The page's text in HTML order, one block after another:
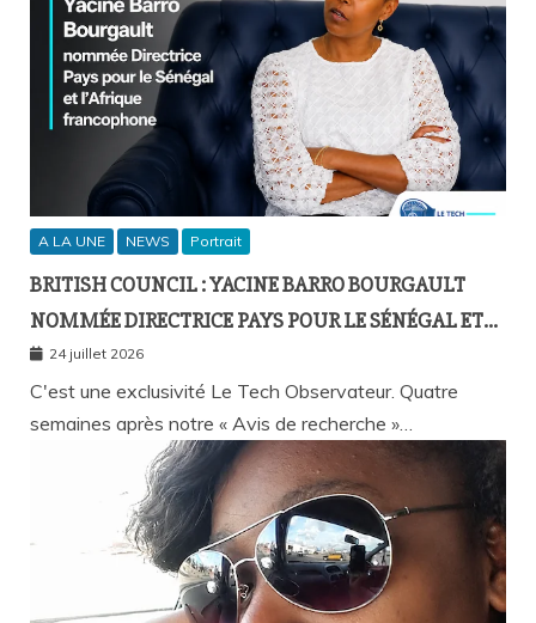
A LA UNE NEWS Portrait
BRITISH COUNCIL : YACINE BARRO BOURGAULT
NOMMÉE DIRECTRICE PAYS POUR LE SÉNÉGAL ET
L’AFRIQUE FRANCOPHONE
24 juillet 2026
C'est une exclusivité Le Tech Observateur. Quatre
semaines après notre « Avis de recherche »…